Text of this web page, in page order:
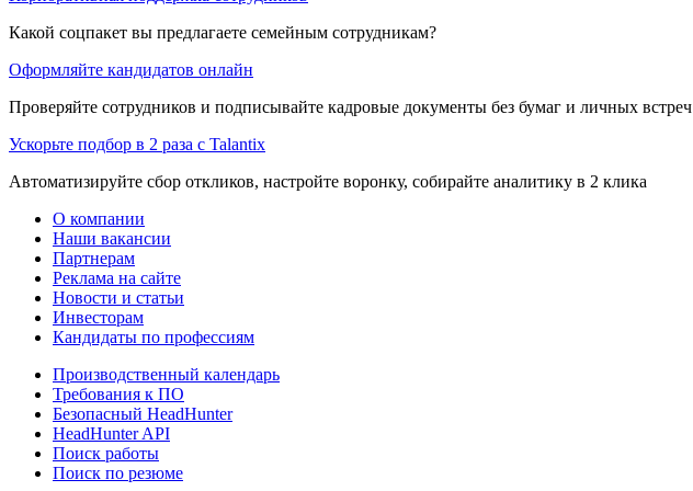
Какой соцпакет вы предлагаете семейным сотрудникам?
Оформляйте кандидатов онлайн
Проверяйте сотрудников и подписывайте кадровые документы без бумаг и личных встреч
Ускорьте подбор в 2 раза с Talantix
Автоматизируйте сбор откликов, настройте воронку, собирайте аналитику в 2 клика
О компании
Наши вакансии
Партнерам
Реклама на сайте
Новости и статьи
Инвесторам
Кандидаты по профессиям
Производственный календарь
Требования к ПО
Безопасный HeadHunter
HeadHunter API
Поиск работы
Поиск по резюме